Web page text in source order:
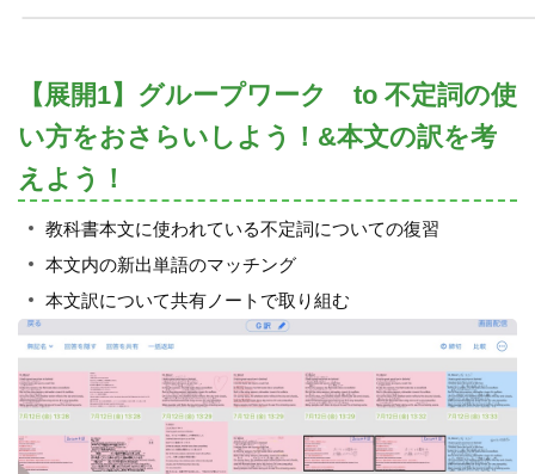
【展開1】グループワーク to 不定詞の使
い方をおさらいしよう！&本文の訳を考
えよう！
教科書本文に使われている不定詞についての復習
本文内の新出単語のマッチング
本文訳について共有ノートで取り組む